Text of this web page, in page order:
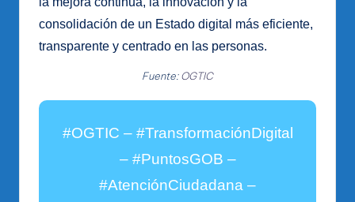
consolidación de un Estado digital más eficiente,
transparente y centrado en las personas.
Fuente:OGTIC
#OGTIC – #TransformaciónDigital
– #PuntosGOB –
#AtenciónCiudadana –